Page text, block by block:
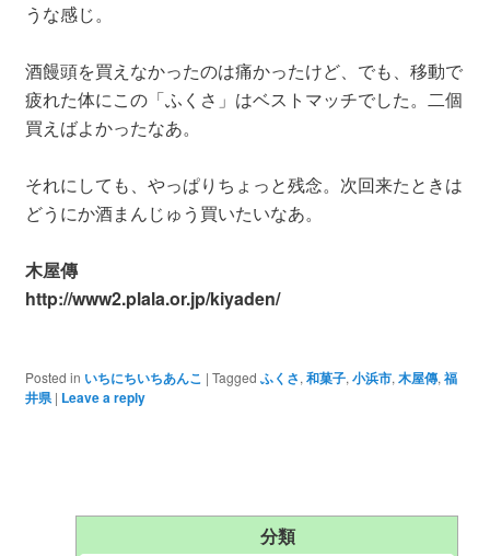
うな感じ。
酒饅頭を買えなかったのは痛かったけど、でも、移動で
疲れた体にこの「ふくさ」はベストマッチでした。二個
買えばよかったなあ。
それにしても、やっぱりちょっと残念。次回来たときは
どうにか酒まんじゅう買いたいなあ。
木屋傳
http://www2.plala.or.jp/kiyaden/
Posted in いちにちいちあんこ | Tagged ふくさ, 和菓子, 小浜市, 木屋傳, 福
井県 | Leave a reply
分類